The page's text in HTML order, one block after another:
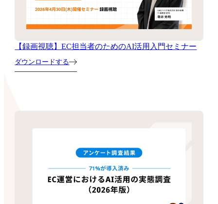
【録画視聴】EC担当者のためのAI活用入門セミナー
ダウンロードする